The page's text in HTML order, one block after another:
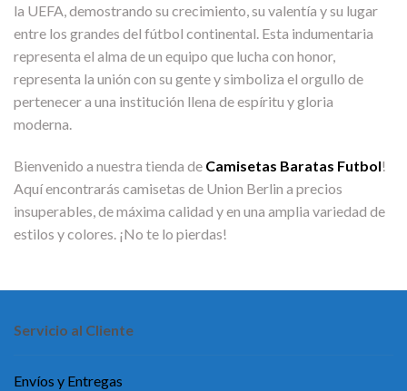
la UEFA, demostrando su crecimiento, su valentía y su lugar
entre los grandes del fútbol continental. Esta indumentaria
representa el alma de un equipo que lucha con honor,
representa la unión con su gente y simboliza el orgullo de
pertenecer a una institución llena de espíritu y gloria
moderna.
Bienvenido a nuestra tienda de Camisetas Baratas Futbol!
Aquí encontrarás camisetas de Union Berlin a precios
insuperables, de máxima calidad y en una amplia variedad de
estilos y colores. ¡No te lo pierdas!
Servicio al Cliente
Envíos y Entregas